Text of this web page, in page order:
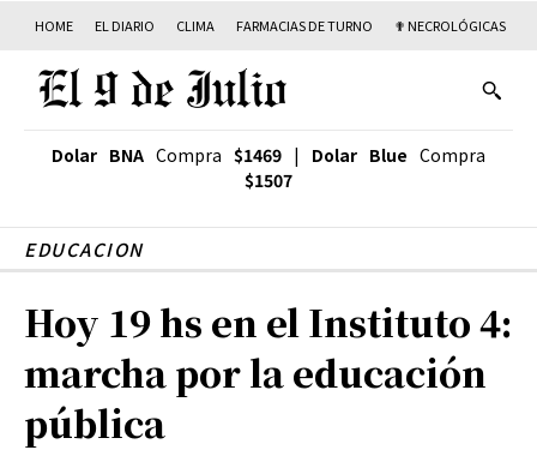
HOME EL DIARIO CLIMA FARMACIAS DE TURNO ✟ NECROLÓGICAS
Dolar BNA Compra $1469 | Dolar Blue Compra
$1507
EDUCACION
Hoy 19 hs en el Instituto 4:
marcha por la educación
pública